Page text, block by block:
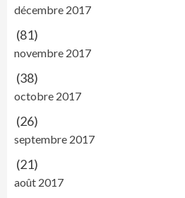
décembre 2017
(81)
novembre 2017
(38)
octobre 2017
(26)
septembre 2017
(21)
août 2017